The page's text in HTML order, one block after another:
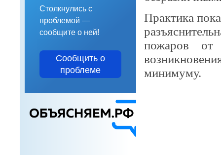
Столкнулись с
проблемой —
сообщите о ней!
Сообщить о
проблеме
Практика
пожаров от
минимуму.